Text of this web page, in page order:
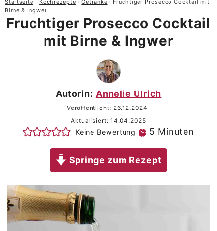
Startseite · Kochrezepte ·Getränke · Fruchtiger Prosecco Cocktail mit
Birne & Ingwer
Fruchtiger Prosecco Cocktail
mit Birne & Ingwer
Autorin: Annelie Ulrich
Veröffentlicht: 26.12.2024
Aktualisiert: 14.04.2025
Keine Bewertung 5 Minuten
Minuten
Springe zum Rezept